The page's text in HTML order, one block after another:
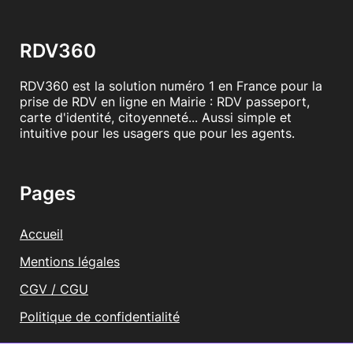
RDV360
RDV360 est la solution numéro 1 en France pour la
prise de RDV en ligne en Mairie : RDV passeport,
carte d'identité, citoyenneté... Aussi simple et
intuitive pour les usagers que pour les agents.
Pages
Accueil
Mentions légales
CGV / CGU
Politique de confidentialité